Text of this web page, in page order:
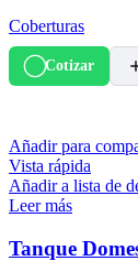
Coberturas
Cotizar
Añadir para
Vista rápida
Añadir a lista de
Leer más
Tanque